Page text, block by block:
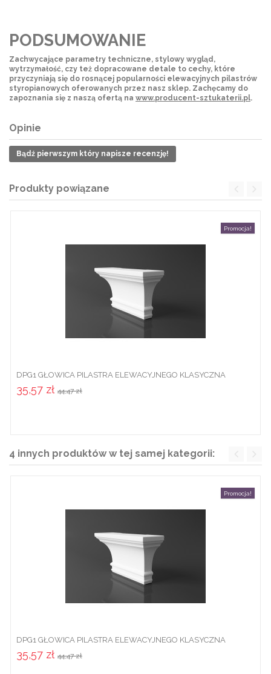
PODSUMOWANIE
Zachwycające parametry techniczne, stylowy wygląd,
wytrzymałość, czy też dopracowane detale to cechy, które
przyczyniają się do rosnącej popularności elewacyjnych pilastrów
styropianowych oferowanych przez nasz sklep. Zachęcamy do
zapoznania się z naszą ofertą na www.producent-sztukaterii.pl.
Opinie
Bądź pierwszym który napisze recenzję!
Produkty powiązane
Promocja!
DPG1 GŁOWICA PILASTRA ELEWACYJNEGO KLASYCZNA
DEKORACYJNA
35,57 zł 44,47 zł
4 innych produktów w tej samej kategorii:
Promocja!
DPG1 GŁOWICA PILASTRA ELEWACYJNEGO KLASYCZNA
DEKORACYJNA
35,57 zł 44,47 zł